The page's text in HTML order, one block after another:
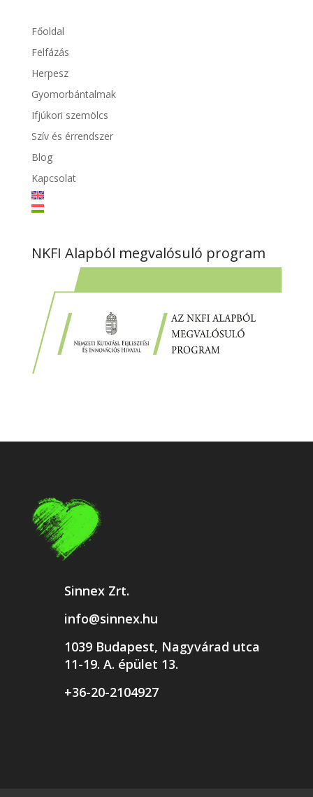
Főoldal
Felfázás
Herpesz
Gyomorbántalmak
Ifjúkori szemölcs
Szív és érrendszer
Blog
Kapcsolat
NKFI Alapból megvalósuló program
Sinnex Zrt.
info@sinnex.hu
1039 Budapest, Nagyvárad utca
11-19. A. épület 13.
+36-20-2104927